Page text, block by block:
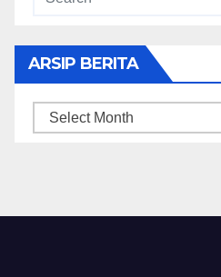
ARSIP BERITA
ARSIP